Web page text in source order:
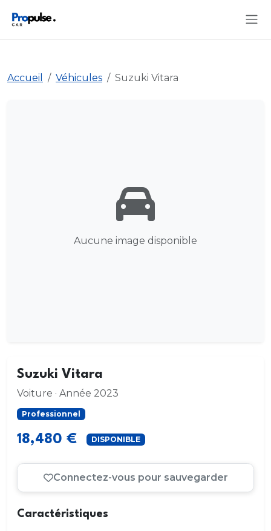
Accueil Véhicules Suzuki Vitara
Aucune image disponible
Suzuki Vitara
Voiture · Année 2023
Professionnel
18,480 € DISPONIBLE
Connectez-vous pour sauvegarder
Caractéristiques